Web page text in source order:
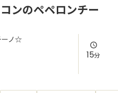
ンのペペロンチー
ーノ☆
15分